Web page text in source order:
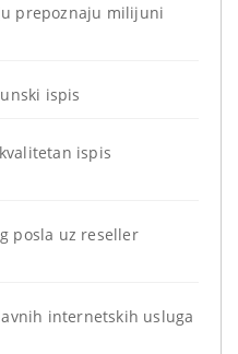
prepoznaju milijuni
ispis
ispis
posla uz reseller
internetskih usluga